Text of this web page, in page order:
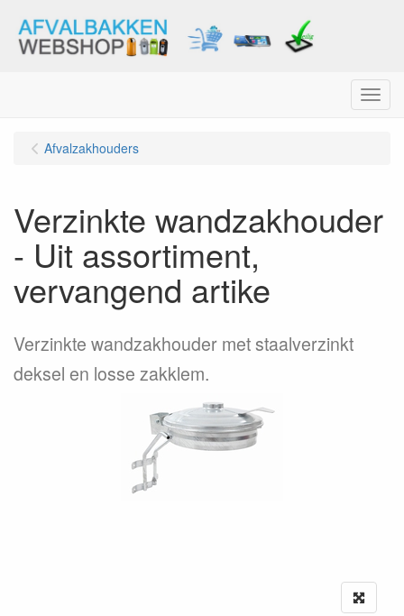
Menu
Afvalzakhouders
Verzinkte wandzakhouder
- Uit assortiment,
vervangend artike
Verzinkte wandzakhouder met staalverzinkt
deksel en losse zakklem.